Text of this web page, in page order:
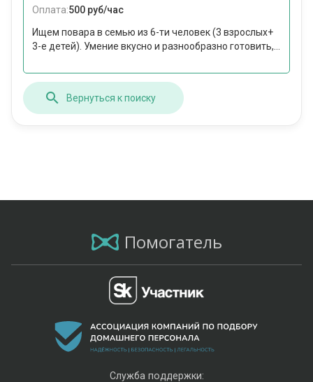
Оплата:500 руб/час
Ищем повара в семью из 6-ти человек (3 взрослых+
3-е детей). Умение вкусно и разнообразно готовить,...
Вернуться к поиску
Помогатель
Служба поддержки: